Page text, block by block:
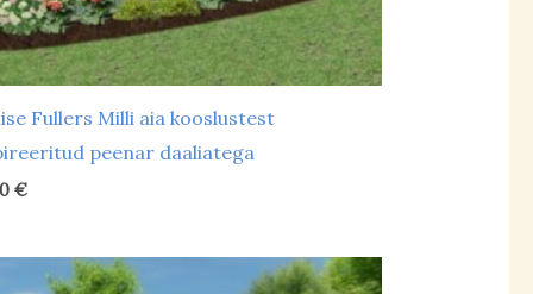
(2)
(20)
Fullers Milli aia kooslustest
peenar daaliatega
€